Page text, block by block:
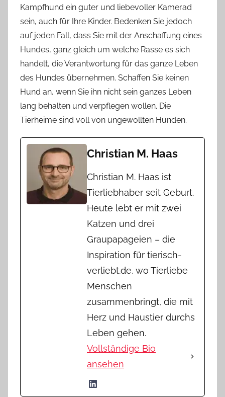
Kampfhund ein guter und liebevoller Kamerad
sein, auch für Ihre Kinder. Bedenken Sie jedoch
auf jeden Fall, dass Sie mit der Anschaffung eines
Hundes, ganz gleich um welche Rasse es sich
handelt, die Verantwortung für das ganze Leben
des Hundes übernehmen. Schaffen Sie keinen
Hund an, wenn Sie ihn nicht sein ganzes Leben
lang behalten und verpflegen wollen. Die
Tierheime sind voll von ungewollten Hunden.
Christian M. Haas
Christian M. Haas ist
Tierliebhaber seit Geburt.
Heute lebt er mit zwei
Katzen und drei
Graupapageien – die
Inspiration für tierisch-
verliebt.de, wo Tierliebe
Menschen
zusammenbringt, die mit
Herz und Haustier durchs
Leben gehen.
Vollständige Bio
ansehen